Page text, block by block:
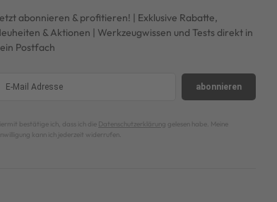
abonnieren & profitieren! | Exklusive Rabatte,
& Aktionen | Werkzeugwissen und Tests direkt in
Postfach
abonnieren
bestätige ich, dass ich die Datenschutzerklärung gelesen habe. Meine
kann ich jederzeit widerrufen.